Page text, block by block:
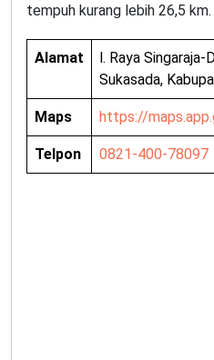
tempuh kurang lebih 26,5 km.
Alamat
l. Raya Singaraja-
Sukasada,
Maps https://
Telpon 0821-400-78097